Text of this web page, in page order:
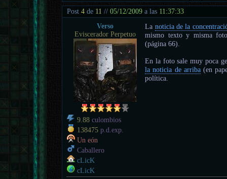
Post4 de 11 //05/12/2009 a las 11:37:33
Verso
Eviscerador Perpetuo
9.88 culombios
138475 p.d.exp.
Un eón
Caballero
cLicK
cLicK
La noticia de la
mismo texto y misma
(página 66).
En la foto sale muy poca
la noticia de arriba(en
política.